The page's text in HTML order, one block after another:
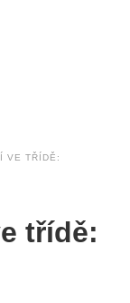
VE TŘÍDĚ:
třídě: